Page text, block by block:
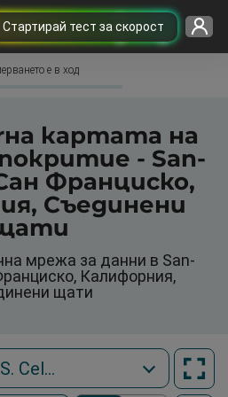
Cтартирай тест за скорост
е в ход
картата на
покритие - San-
Франциско,
Съединени
мрежа за данни в San-
Калифорния,
щати
U.S. Cellular